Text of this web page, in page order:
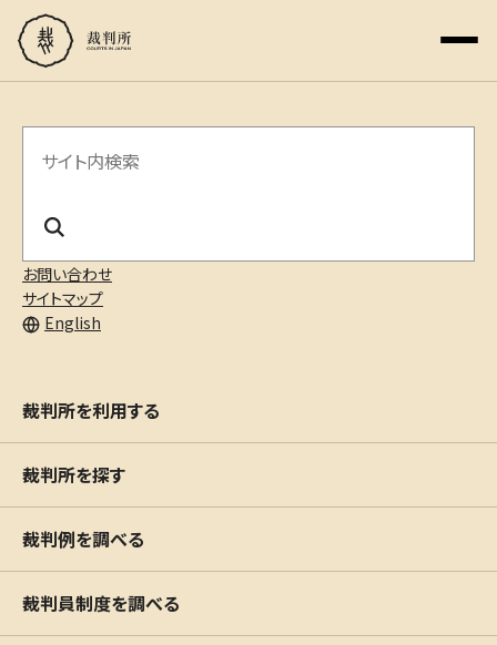
お問い合わせ
サイトマップ
English
サ
内
検
裁判所を利用する
裁判所を探す
裁判例を調べる
裁判員制度を調べる